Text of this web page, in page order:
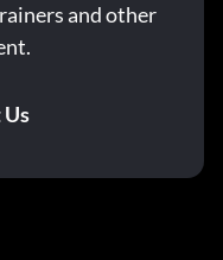
and other